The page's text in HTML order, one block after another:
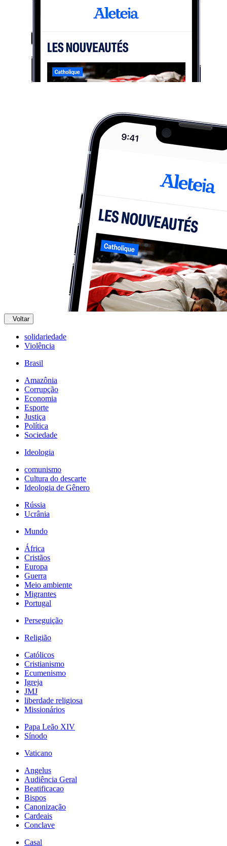
Voltar
solidariedade
Violência
Brasil
Amazônia
Corrupção
Economia
Esporte
Justiça
Política
Sociedade
Ideologia
comunismo
Cultura do descarte
Ideologia de Gênero
Rússia
Ucrânia
Mundo
África
Cristãos
Europa
Guerra
Meio ambiente
Migrantes
Portugal
Perseguição
Religião
Católicos
Cristianismo
Ecumenismo
Igreja
JMJ
liberdade religiosa
Missionários
Papa Leão XIV
Sínodo
Vaticano
Angelus
Audiência Geral
Beatificacao
Bispos
Canonização
Cardeais
Conclave
Casal